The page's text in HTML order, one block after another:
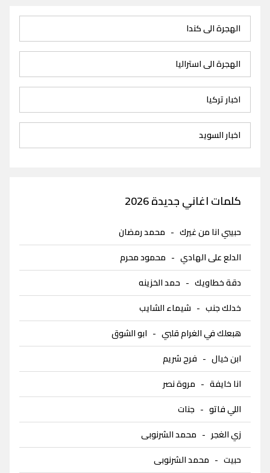
الهجرة الى كندا
الهجرة الى استراليا
اخبار تركيا
اخبار السويد
كلمات اغاني جديدة 2026
حبيبي انا من غيرك - محمد رمضان
الدلع على الهادي - محمود محرم
دقة خطاويك - حمد الخزينه
خدلك جنب - شيماء الشايب
هبعلك في الغرام قلبي - ابو الشوق
ابن خيال - فرح شريم
انا خايفة - مروة نصر
اللي فاتو - جنات
زي الغجر - محمد الشرنوبى
حبيت - محمد الشرنوبى